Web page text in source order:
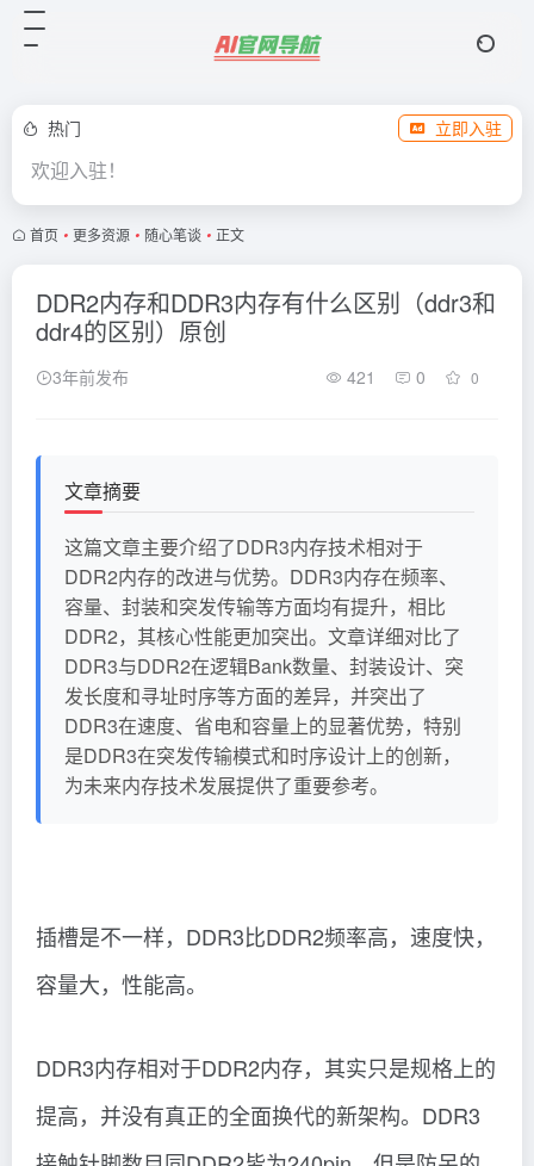
热门 立即入驻
欢迎入驻！
首页 • 更多资源 • 随心笔谈 • 正文
DDR2内存和DDR3内存有什么区别（ddr3和
ddr4的区别）原创
3年前发布 421 0 0
文章摘要
这篇文章主要介绍了DDR3内存技术相对于
DDR2内存的改进与优势。DDR3内存在频率、
容量、封装和突发传输等方面均有提升，相比
DDR2，其核心性能更加突出。文章详细对比了
DDR3与DDR2在逻辑Bank数量、封装设计、突
发长度和寻址时序等方面的差异，并突出了
DDR3在速度、省电和容量上的显著优势，特别
是DDR3在突发传输模式和时序设计上的创新，
为未来内存技术发展提供了重要参考。
插槽是不一样，DDR3比DDR2频率高，速度快，
容量大，性能高。
DDR3内存相对于DDR2内存，其实只是规格上的
提高，并没有真正的全面换代的新架构。DDR3